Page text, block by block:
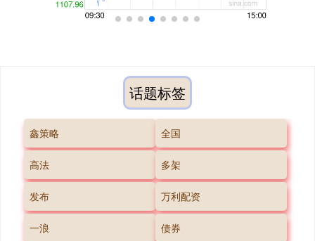
话题标签
鑫策略 全国
高法 多架
发布 万利配资
一浪 债券